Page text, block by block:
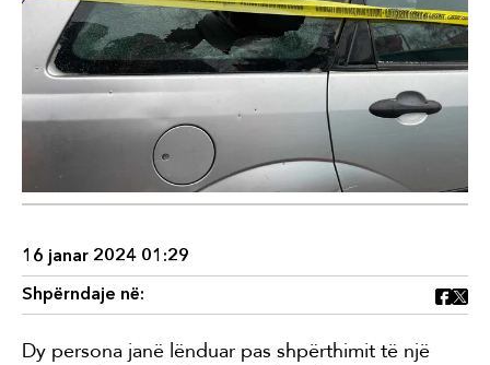
16 janar 2024 01:29
Shpërndaje në:
Dy persona janë lënduar pas shpërthimit të një